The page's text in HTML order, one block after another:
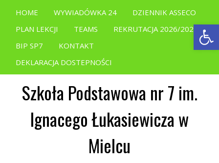
HOME WYWIADÓWKA 24
DZIENNIK ASSECO
PLAN LEKCJI
TEAMS
REKRUTACJA 2026/2027
BIP SP7
KONTAKT
DEKLARACJA DOSTEPNOŚCI
Szkoła Podstawowa nr 7 im.
Ignacego Łukasiewicza w
Mielcu